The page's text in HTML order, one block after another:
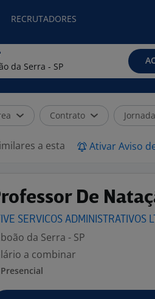
RECRUTADORES
Contrato Jornada
a esta Ativar Aviso
De
SERVICOS ADMINISTRATIVOS
da Serra - SP
a combinar
Presencial